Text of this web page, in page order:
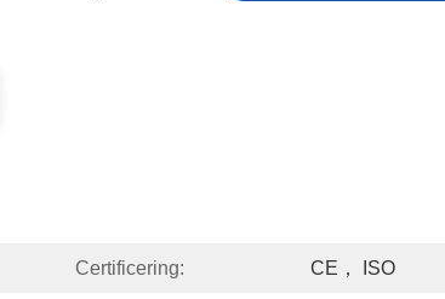
Certificering: CE， ISO